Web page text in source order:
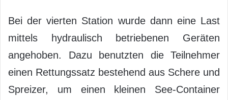
Bei der vierten Station wurde dann eine Last
mittels hydraulisch betriebenen Geräten
angehoben. Dazu benutzten die Teilnehmer
einen Rettungssatz bestehend aus Schere und
Spreizer, um einen kleinen See-Container